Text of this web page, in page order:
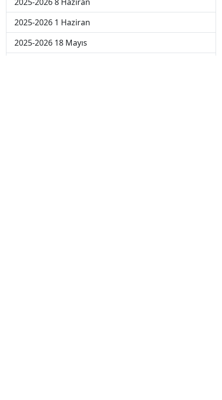
2025-2026 1 Haziran
2025-2026 18 Mayıs